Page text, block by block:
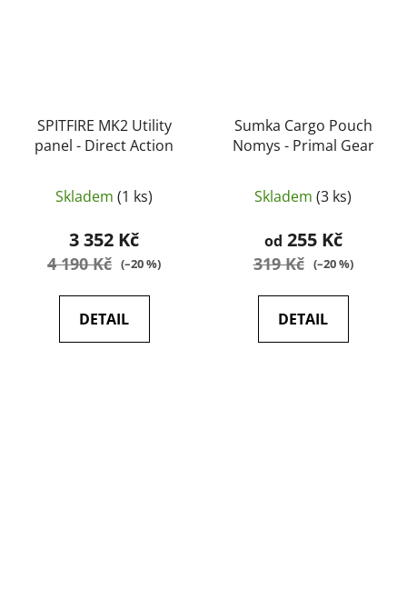
SPITFIRE MK2 Utility
panel - Direct Action
Skladem (1 ks)
3 352 Kč
4 190 Kč (–20 %)
DETAIL
Sumka Cargo Pouch
Nomys - Primal Gear
Skladem (3 ks)
od 255 Kč
319 Kč (–20 %)
DETAIL